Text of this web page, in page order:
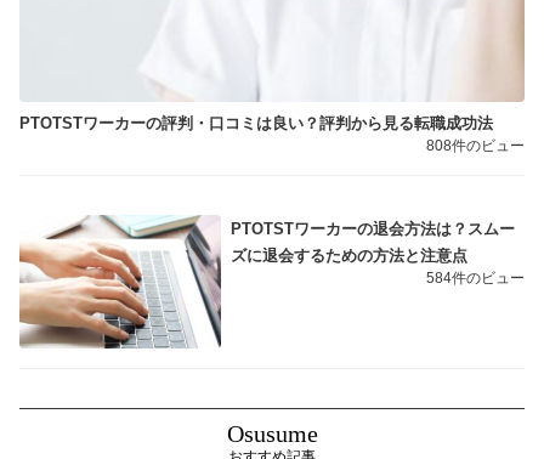
PTOTSTワーカーの評判・口コミは良い？評判から見る転職成功法
808件のビュー
PTOTSTワーカーの退会方法は？スムー
ズに退会するための方法と注意点
584件のビュー
Osusume